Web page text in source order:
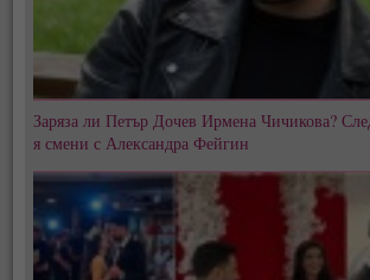
Заряза ли Петър Дочев Ирмена Чичикова?
я смени с Александра Фейгин